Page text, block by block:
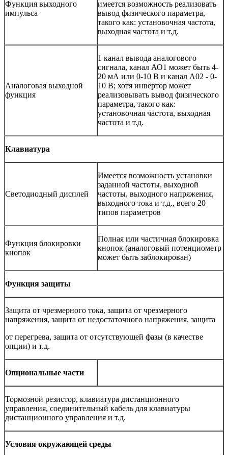
Функция выходного
импульса
имеется возможность реализовать
вывод физического параметра,
такого как: установочная частота,
выходная частота и т.д.
Аналоговая выходной
функция
1 канал вывода аналогового
сигнала, канал АО1 может быть 4-
20 мА или 0-10 В и канал А02 - 0-
10 В; хотя инвертор может
реализовывать вывод физического
параметра, такого как:
установочная частота, выходная
частота и т.д.
Клавиатура
Светодиодный дисплей
Имеется возможность установки
заданной частоты, выходной
частоты, выходного напряжения,
выходного тока и т.д., всего 20
типов параметров
Функция блокировки
кнопок
Полная или частичная блокировка
кнопок (аналоговый потенциометр
может быть заблокирован)
Функция защиты
Защита от чрезмерного тока, защита от чрезмерного
напряжения, защита от недостаточного напряжения, защита
от перегрева, защита от отсутствующей фазы (в качестве
опции) и т.д.
Опциональные части
Тормозной резистор, клавиатура дистанционного
управления, соединительный кабель для клавиатуры
дистанционного управления и т.д.
Условия окружающей среды